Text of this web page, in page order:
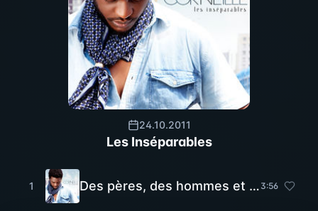
24.10.2011
Les Inséparables
1 Des pères, des hommes et des frères (feat. La Fouine) 3:56